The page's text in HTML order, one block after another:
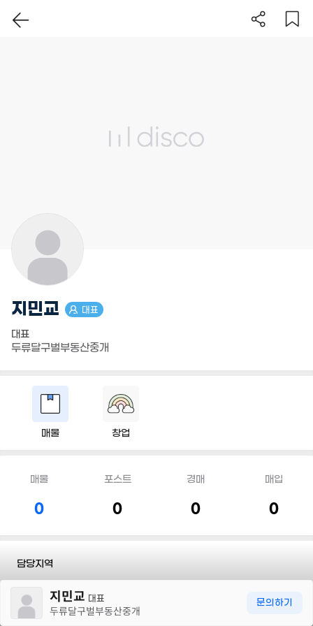
지민교 대표
대표
두류달구벌부동산중개
매물 창업
매물
0
포스트
0
경매
0
매입
0
담당지역
전화 지민교 대표
두류달구벌부동산중개
문의하기